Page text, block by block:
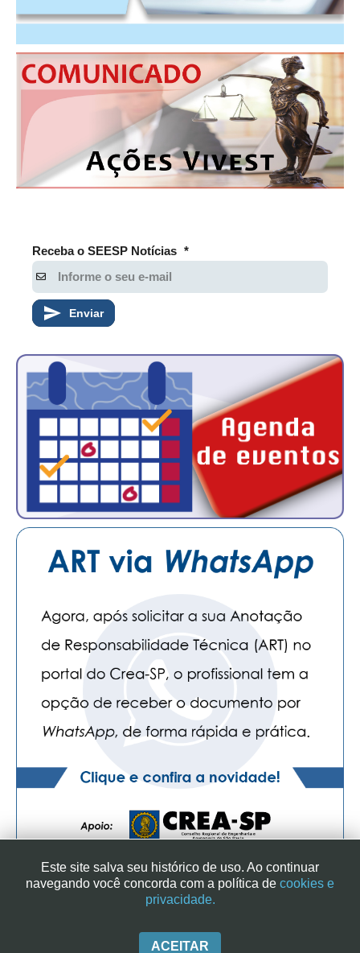
BENEFÍCIOS
APOSENTADORIA
PLANO DE SAÚDE
CAMPANHAS SALARIAIS
COMUNICAÇÃO
PALAVRA DO MURILO
NOTÍCIAS
CONTEÚDO ESPECIAL
JORNAL DO ENGENHEIRO
AGENDA
NOTÍCIAS NO WHATSAPP
FOTOS
PUBLICIDADE
CONTATO
ASSOCIE-SE
ATUALIZAÇÃO CADASTRAL
Receba o SEESP Notícias *
Enviar
SINDICATO DOS ENGENHEIROS NO ESTADO DE SÃO PAULO
|+ 55 (11) 3113-2600
Este site salva seu histórico de uso. Ao continuar
navegando você concorda com a política de cookies e
privacidade.
ACEITAR